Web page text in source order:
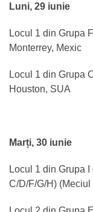
Luni, 29 iunie
Locul 1 din Grupa
Monterrey, Mexic
Locul 1 din Grupa
Houston, SUA
Marți, 30 iunie
Locul 1 din Grupa
C/D/F/G/H)